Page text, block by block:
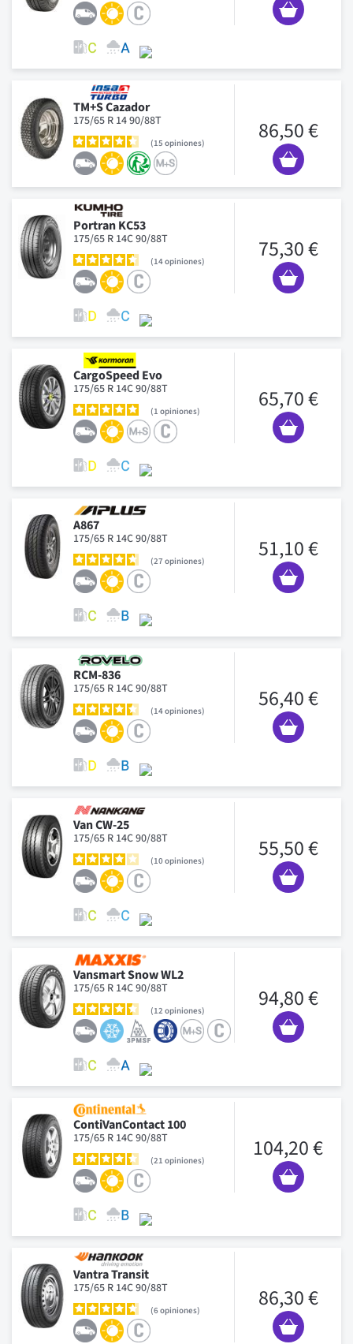
TM+S Cazador
175/65 R 14 90/88T
15 opiniones 86,50 €
Portran KC53
175/65 R 14C 90/88T
14opiniones 75,30 €
CargoSpeed Evo
175/65 R 14C 90/88T
1 opiniones 65,70 €
A867
175/65 R 14C 90/88T
27 opiniones 51,10 €
RCM-836
175/65 R 14C 90/88T
14opiniones 56,40 €
Van CW-25
175/65 R 14C 90/88T
10opiniones 55,50 €
Vansmart Snow WL2
175/65 R 14C 90/88T
12 opiniones 94,80 €
ContiVanContact 100
175/65 R 14C 90/88T
21 opiniones 104,20 €
Vantra Transit
175/65 R 14C 90/88T
6opiniones 86,30 €